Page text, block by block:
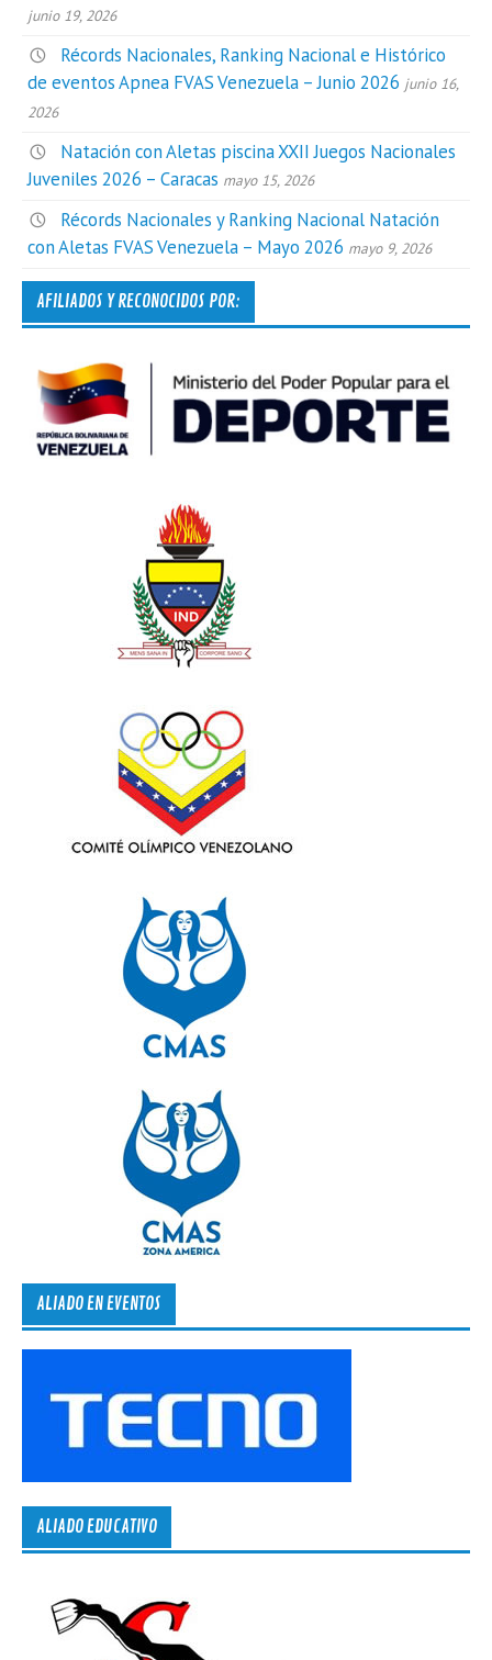
junio 19, 2026
Récords Nacionales, Ranking Nacional e Histórico
de eventos Apnea FVAS Venezuela – Junio 2026 junio 16,
2026
Natación con Aletas piscina XXII Juegos Nacionales
Juveniles 2026 – Caracas mayo 15, 2026
Récords Nacionales y Ranking Nacional Natación
con Aletas FVAS Venezuela – Mayo 2026 mayo 9, 2026
AFILIADOS Y RECONOCIDOS POR:
ALIADO EN EVENTOS
ALIADO EDUCATIVO